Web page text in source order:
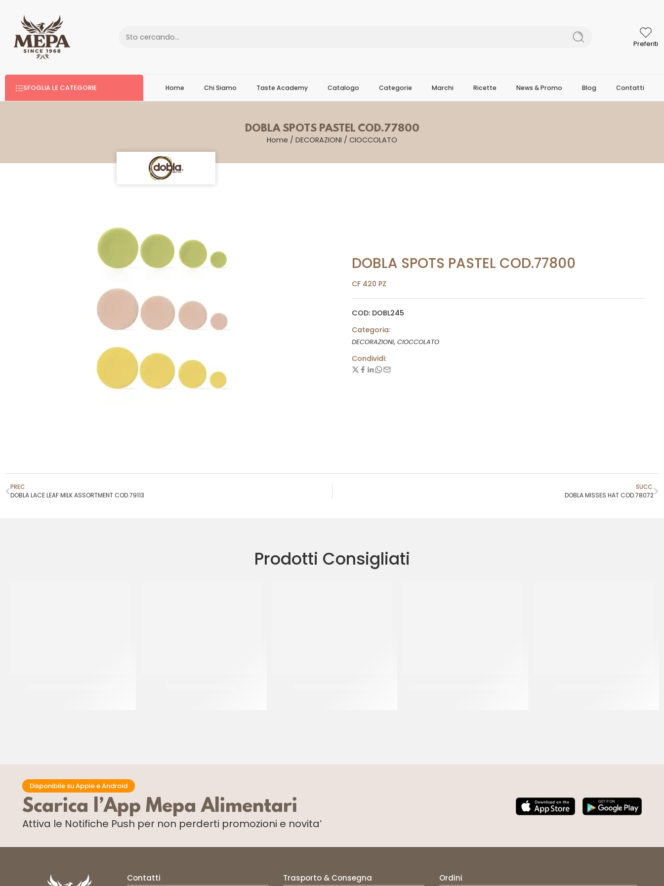
Preferiti
SFOGLIA LE CATEGORIE Home Chi Siamo Taste Academy Catalogo Categorie Marchi Ricette News & Promo Blog Contatti
DOBLA SPOTS PASTEL COD.77800
Home / DECORAZIONI / CIOCCOLATO
DOBLA SPOTS PASTEL COD.77800
CF 420 PZ
COD: DOBL245
Categoria:
DECORAZIONI, CIOCCOLATO
Condividi:
PREC
DOBLA LACE LEAF MILK ASSORTMENT COD.79113
SUCC.
DOBLA MISSES HAT COD.78072
Prodotti Consigliati
Disponibile su Apple e Android
Scarica l’App Mepa Alimentari
Attiva le Notifiche Push per non perderti promozioni e novita’
Contatti Trasporto & Consegna Ordini